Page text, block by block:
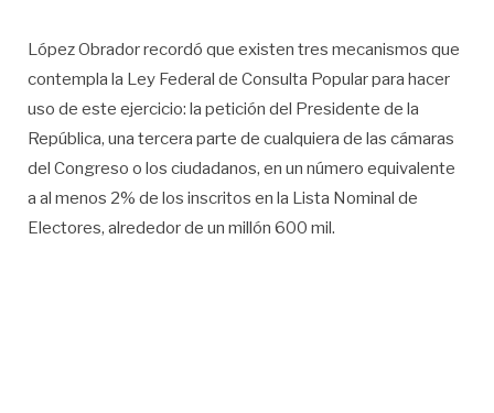
López Obrador recordó que existen tres mecanismos que
contempla la Ley Federal de Consulta Popular para hacer
uso de este ejercicio: la petición del Presidente de la
República, una tercera parte de cualquiera de las cámaras
del Congreso o los ciudadanos, en un número equivalente
a al menos 2% de los inscritos en la Lista Nominal de
Electores, alrededor de un millón 600 mil.